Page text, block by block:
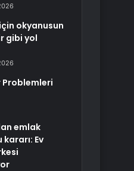
okyanusun
gibi yol
Problemleri
emlak
Ev